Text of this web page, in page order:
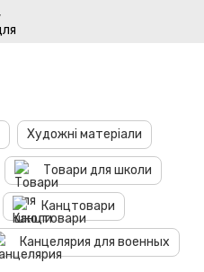
Художні матеріали
Товари для школи
Канцтовари
Канцелярия для военных